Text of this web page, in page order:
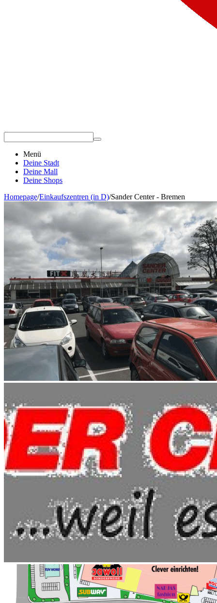
Menü
Deine Stadt
Deine Mall
Deine Shops
Homepage/Einkaufszentren (in D)/Sander Center - Bremen